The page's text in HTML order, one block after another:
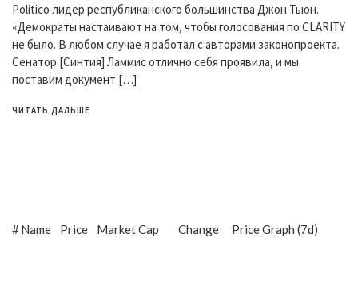
Politico лидер республиканского большинства Джон Тьюн.
«Демократы настаивают на том, чтобы голосования по CLARITY
не было. В любом случае я работал с авторами законопроекта.
Сенатор [Синтия] Ламмис отлично себя проявила, и мы
поставим документ […]
ЧИТАТЬ ДАЛЬШЕ
#Name Price Market Cap Change Price Graph (7d)